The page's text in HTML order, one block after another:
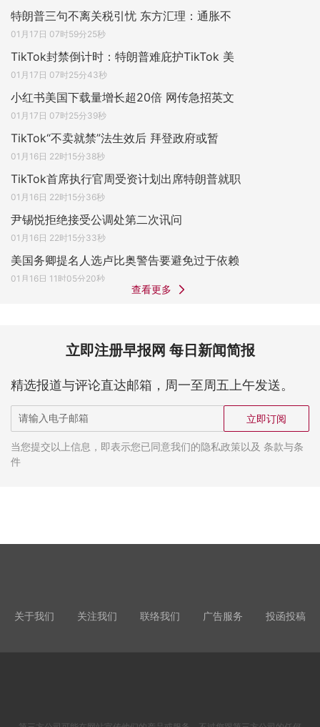
特朗普三句不离关税引忧 东方汇理：通胀不
01月17日 07时59分25秒
TikTok封禁倒计时：特朗普难庇护TikTok 美
01月17日 07时25分43秒
小红书美国下载量增长超20倍 网传急招英文
01月17日 07时25分39秒
TikTok“不卖就禁”法生效后 拜登政府或暂
01月16日 22时15分38秒
TikTok首席执行官周受资计划出席特朗普就职
01月16日 22时15分36秒
尹锡悦拒绝接受公调处第二次讯问
01月16日 22时15分33秒
美国务卿提名人选卢比奥警告要避免过于依赖
01月16日 11时05分20秒
查看更多
立即注册早报网 每日新闻简报
精选报道与评论直达邮箱，周一至周五上午发送。
立即订阅
当您提交以上信息，即表示您已同意我们的隐私政策以及 条款与条
件
关于我们 关注我们 联络我们 广告服务 投函投稿